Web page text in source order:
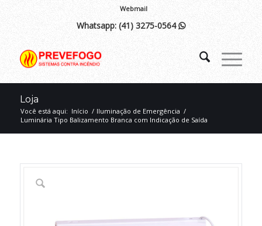
Webmail
Whatsapp: (41) 3275-0564 
Loja
Você está aqui: Início / Iluminação de Emergência /
Luminária Tipo Balizamento Branca com Indicação de Saída